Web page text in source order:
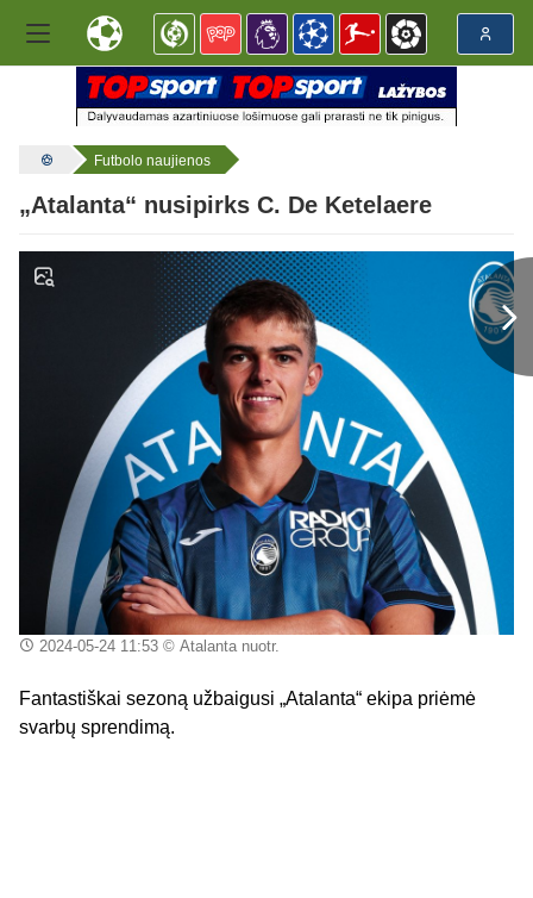
Futbolo naujienos
„Atalanta“ nusipirks C. De Ketelaere
2024-05-24 11:53© Atalanta nuotr.
Fantastiškai sezoną užbaigusi „Atalanta“ ekipa priėmė
svarbų sprendimą.